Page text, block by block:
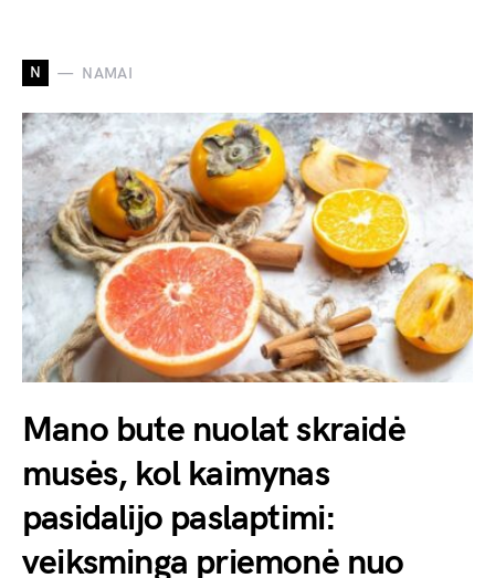
N NAMAI
Mano bute nuolat skraidė
musės, kol kaimynas
pasidalijo paslaptimi:
veiksminga priemonė nuo